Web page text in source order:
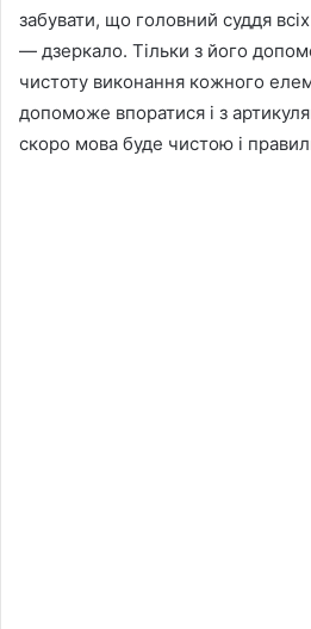
забувати, що головний суддя
— дзеркало. Тільки з його
чистоту виконання кожного
допоможе впоратися і з
скоро мова буде чистою і